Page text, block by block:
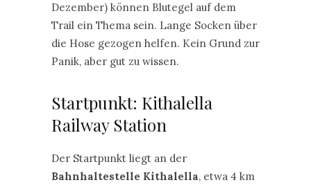
Dezember) können Blutegel auf dem
Trail ein Thema sein. Lange Socken über
die Hose gezogen helfen. Kein Grund zur
Panik, aber gut zu wissen.
Startpunkt: Kithalella
Railway Station
Der Startpunkt liegt an der
Bahnhaltestelle Kithalella, etwa 4 km